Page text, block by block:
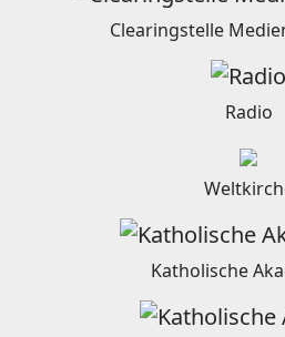
Clearingstelle
Radio
Katholische